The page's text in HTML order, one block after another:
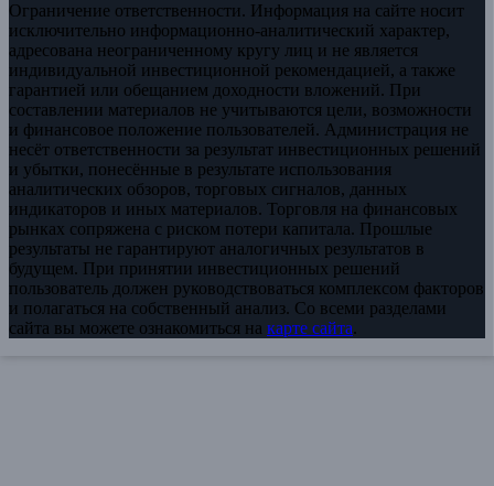
Ограничение ответственности. Информация на сайте носит
исключительно информационно-аналитический характер,
адресована неограниченному кругу лиц и не является
индивидуальной инвестиционной рекомендацией, а также
гарантией или обещанием доходности вложений. При
составлении материалов не учитываются цели, возможности
и финансовое положение пользователей. Администрация не
несёт ответственности за результат инвестиционных решений
и убытки, понесённые в результате использования
аналитических обзоров, торговых сигналов, данных
индикаторов и иных материалов. Торговля на финансовых
рынках сопряжена с риском потери капитала. Прошлые
результаты не гарантируют аналогичных результатов в
будущем. При принятии инвестиционных решений
пользователь должен руководствоваться комплексом факторов
и полагаться на собственный анализ. Со всеми разделами
сайта вы можете ознакомиться на карте сайта.